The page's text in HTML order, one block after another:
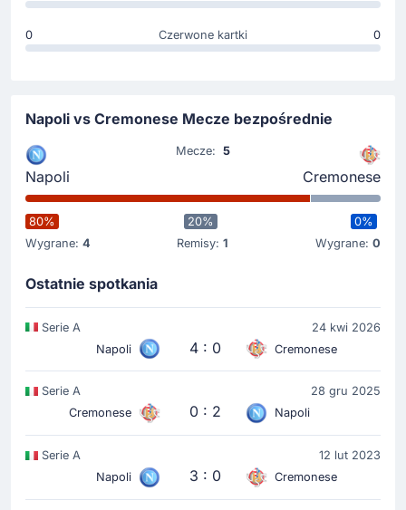
obejmuje prowadzenie. Wynik meczu w tym
momencie to 1 - 0.
0 Czerwone kartki 0
Napoli vs Cremonese Mecze bezpośrednie
Napoli
Mecze: 5
Cremonese
80%
Wygrane: 4
20%
Remisy:1
0%
Wygrane: 0
Ostatnie spotkania
Serie A
24 kwi 2026
Napoli
4 : 0 Cremonese
Serie A
28 gru 2025
Cremonese
0 : 2 Napoli
Serie A
12 lut 2023
Napoli
3 : 0 Cremonese